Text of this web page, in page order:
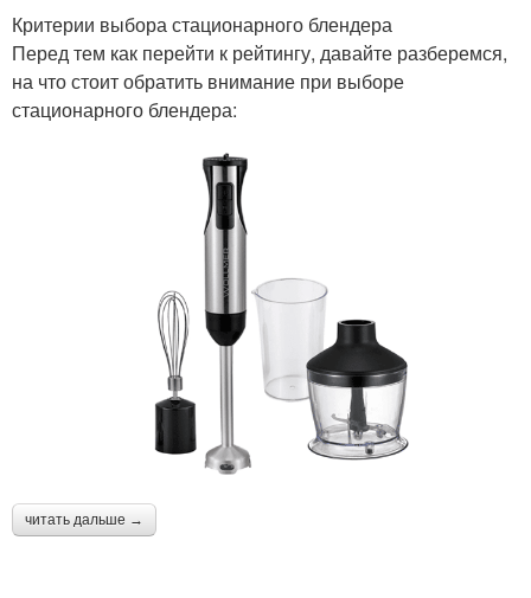
Критерии выбора стационарного блендера
Перед тем как перейти к рейтингу, давайте разберемся,
на что стоит обратить внимание при выборе
стационарного блендера:
читать дальше →